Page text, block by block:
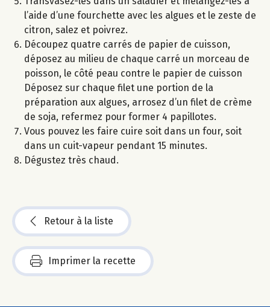
l’aide d’une fourchette avec les algues et le zeste de
citron, salez et poivrez.
Découpez quatre carrés de papier de cuisson,
déposez au milieu de chaque carré un morceau de
poisson, le côté peau contre le papier de cuisson
Déposez sur chaque filet une portion de la
préparation aux algues, arrosez d’un filet de crème
de soja, refermez pour former 4 papillotes.
Vous pouvez les faire cuire soit dans un four, soit
dans un cuit-vapeur pendant 15 minutes.
Dégustez très chaud.
Retour à la liste
Imprimer la recette